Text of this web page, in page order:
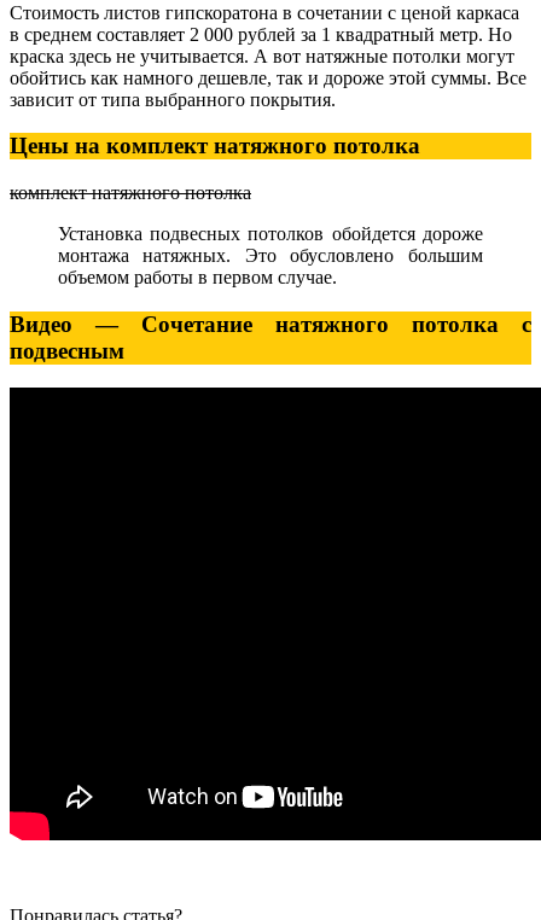
Стоимость листов гипскоратона в сочетании с ценой каркаса
в среднем составляет 2 000 рублей за 1 квадратный метр. Но
краска здесь не учитывается. А вот натяжные потолки могут
обойтись как намного дешевле, так и дороже этой суммы. Все
зависит от типа выбранного покрытия.
Цены на комплект натяжного потолка
комплект натяжного потолка
Установка подвесных потолков обойдется дороже
монтажа натяжных. Это обусловлено большим
объемом работы в первом случае.
Видео — Сочетание натяжного потолка с
подвесным
Понравилась статья?